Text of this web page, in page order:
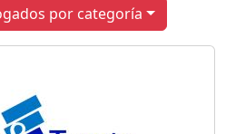
por categoría